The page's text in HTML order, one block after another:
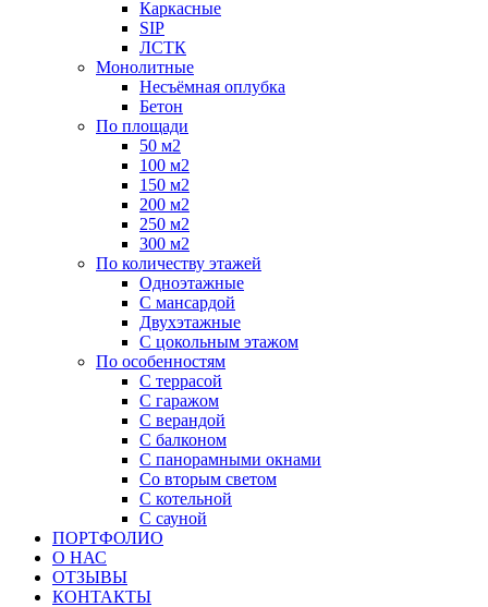
Каркасные
SIP
ЛСТК
Монолитные
Несъёмная оплубка
Бетон
По площади
50 м2
100 м2
150 м2
200 м2
250 м2
300 м2
По количеству этажей
Одноэтажные
С мансардой
Двухэтажные
С цокольным этажом
По особенностям
С террасой
С гаражом
С верандой
С балконом
С панорамными окнами
Со вторым светом
С котельной
С сауной
ПОРТФОЛИО
О НАС
ОТЗЫВЫ
КОНТАКТЫ